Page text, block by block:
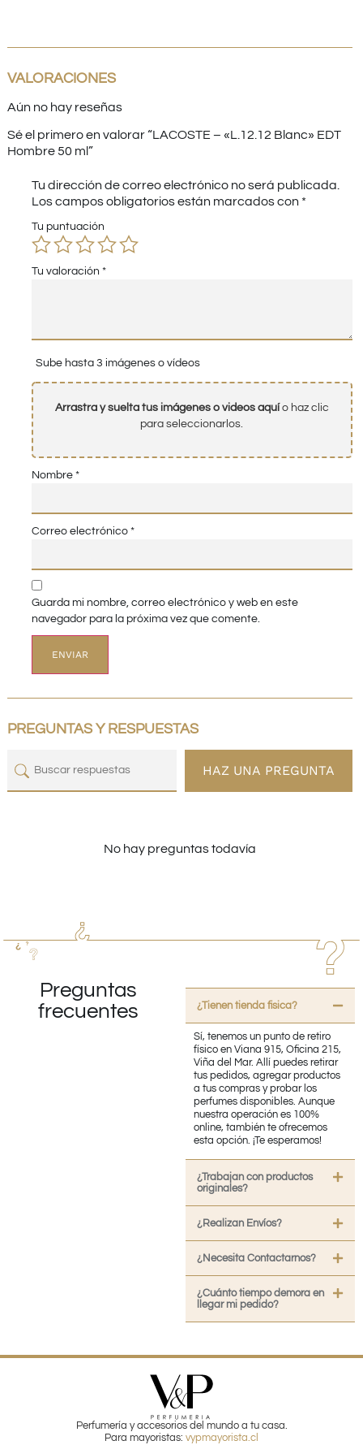
VALORACIONES
Aún no hay reseñas
Sé el primero en valorar “LACOSTE – «L.12.12 Blanc» EDT
Hombre 50 ml”
Tu dirección de correo electrónico no será publicada.
Los campos obligatorios están marcados con *
Tu puntuación
Tu valoración *
Sube hasta 3 imágenes o vídeos
Arrastra y suelta tus imágenes o videos aquío haz clic
para seleccionarlos.
Nombre *
Correo electrónico *
Guarda mi nombre, correo electrónico y web en este
navegador para la próxima vez que comente.
PREGUNTAS Y RESPUESTAS
HAZ UNA PREGUNTA
No hay preguntas todavía
Preguntas
frecuentes
¿Tienen tienda fisica?
Sí, tenemos un punto de retiro
físico en Viana 915, Oficina 215,
Viña del Mar. Allí puedes retirar
tus pedidos, agregar productos
a tus compras y probar los
perfumes disponibles. Aunque
nuestra operación es 100%
online, también te ofrecemos
esta opción. ¡Te esperamos!
¿Trabajan con productos
originales?
¿Realizan Envíos?
¿Necesita Contactarnos?
¿Cuánto tiempo demora en
llegar mi pedido?
Perfumería y accesorios del mundo a tu casa.
Para mayoristas: vypmayorista.cl